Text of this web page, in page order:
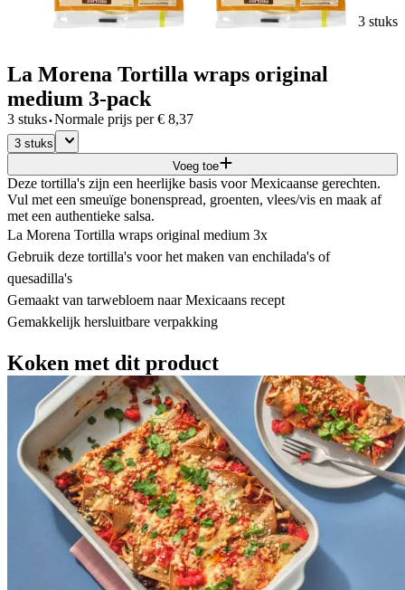
3 stuks
La Morena Tortilla wraps original
medium 3-pack
3 stuks·Normale prijs per € 8,37
3 stuks
Voeg toe
Deze tortilla's zijn een heerlijke basis voor Mexicaanse gerechten.
Vul met een smeuïge bonenspread, groenten, vlees/vis en maak af
met een authentieke salsa.
La Morena Tortilla wraps original medium 3x
Gebruik deze tortilla's voor het maken van enchilada's of
quesadilla's
Gemaakt van tarwebloem naar Mexicaans recept
Gemakkelijk hersluitbare verpakking
Koken met dit product